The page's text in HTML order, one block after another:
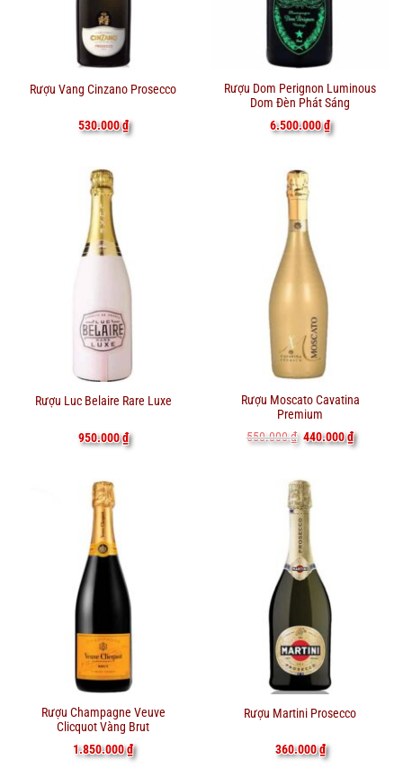
Rượu Vang Cinzano Prosecco
530.000₫
Rượu Dom Perignon Luminous
Dom Đèn Phát Sáng
6.500.000₫
Rượu Luc Belaire Rare Luxe
950.000₫
Rượu Moscato Cavatina
Premium
550.000₫ Giá
gốc
440.000₫Giá
hiện
Rượu Champagne Veuve
Clicquot Vàng Brut
1.850.000₫
Rượu Martini Prosecco
360.000₫